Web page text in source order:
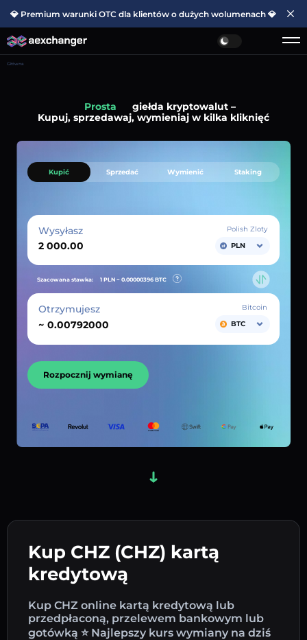
💎 Premium warunki OTC dla klientów o dużych wolumenach 💎
Główna
Prosta
giełda kryptowalut –
Kupuj, sprzedawaj, wymieniaj w kilka kliknięć
Kup CHZ (CHZ) kartą
kredytową
Kup CHZ online kartą kredytową lub
przedpłaconą, przelewem bankowym lub
gotówką ⭐ Najlepszy kurs wymiany na dziś
Kupić Sprzedać Wymienić Staking
Wysyłasz
Polish Zloty
PLN
Szacowana stawka: 1 PLN ~ 0.00000396 BTC
Otrzymujesz
~
Bitcoin
BTC
Rozpocznij wymianę